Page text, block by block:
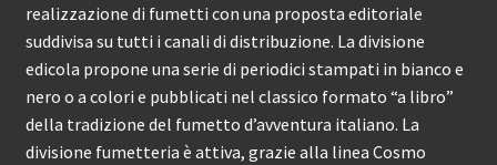
realizzazione di fumetti con una proposta editoriale
suddivisa su tutti i canali di distribuzione. La divisione
edicola propone una serie di periodici stampati in bianco e
nero o a colori e pubblicati nel classico formato “a libro”
della tradizione del fumetto d’avventura italiano. La
divisione fumetteria è attiva, grazie alla linea Cosmo